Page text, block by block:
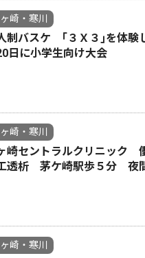
崎・寒川
制バスケ ｢３Ｘ３｣を体
日に小学生向け大会
崎・寒川
崎セントラルクリニック
透析 茅ケ崎駅歩５分 夜
崎・寒川